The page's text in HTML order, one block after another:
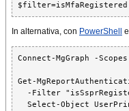
In alternativa, con PowerShell
Connect-MgGraph -
Get-
-Filter
Select-Object